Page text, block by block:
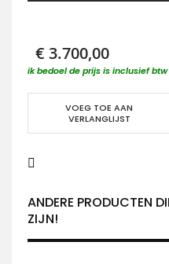
€ 3.700,00
ik bedoel de prijs is inclusief btw
VOEG TOE AAN
VERLANGLIJST
ANDERE PRODUCTEN
ZIJN!